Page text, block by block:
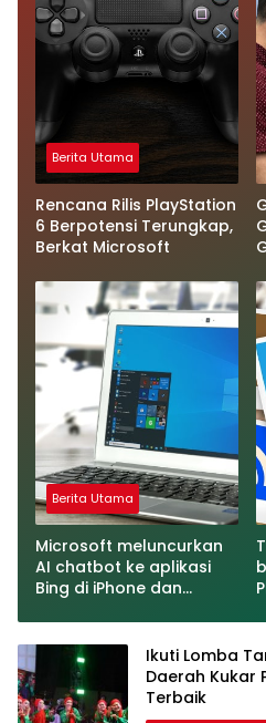
Berita Utama
Rencana Rilis PlayStation
6 Berpotensi Terungkap,
Berkat Microsoft
Berita Utama
Microsoft meluncurkan
AI chatbot ke aplikasi
Bing di iPhone dan
Ikuti Lomba
Daerah Kukar
Terbaik